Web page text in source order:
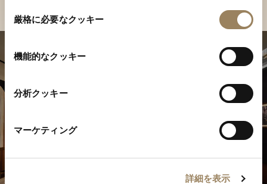
択
厳格に必要なクッキー
機能的なクッキー
分析クッキー
マーケティング
詳細を表示